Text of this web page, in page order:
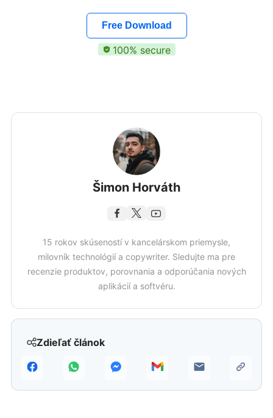
Zdieľať článok
Free Download
100% secure
Šimon Horváth
15 rokov skúseností v kancelárskom priemysle,
milovník technológií a copywriter. Sledujte ma pre
recenzie produktov, porovnania a odporúčania nových
aplikácií a softvéru.